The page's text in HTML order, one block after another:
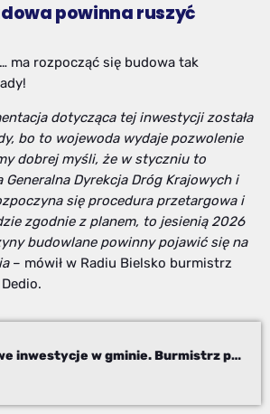
powinna ruszyć
ma rozpocząć się budowa tak
dotycząca tej inwestycji została
bo to wojewoda wydaje pozwolenie
dobrej myśli, że w styczniu to
Dyrekcja Dróg Krajowych i
się procedura przetargowa i
zgodnie z planem, to jesienią 2026
budowlane powinny pojawić się na
– mówił w Radiu Bielsko burmistrz
Rekordowe inwestycje w gminie. Burmistrz podsumowuje mijający rok i zapowiada budowę estakady w nowym